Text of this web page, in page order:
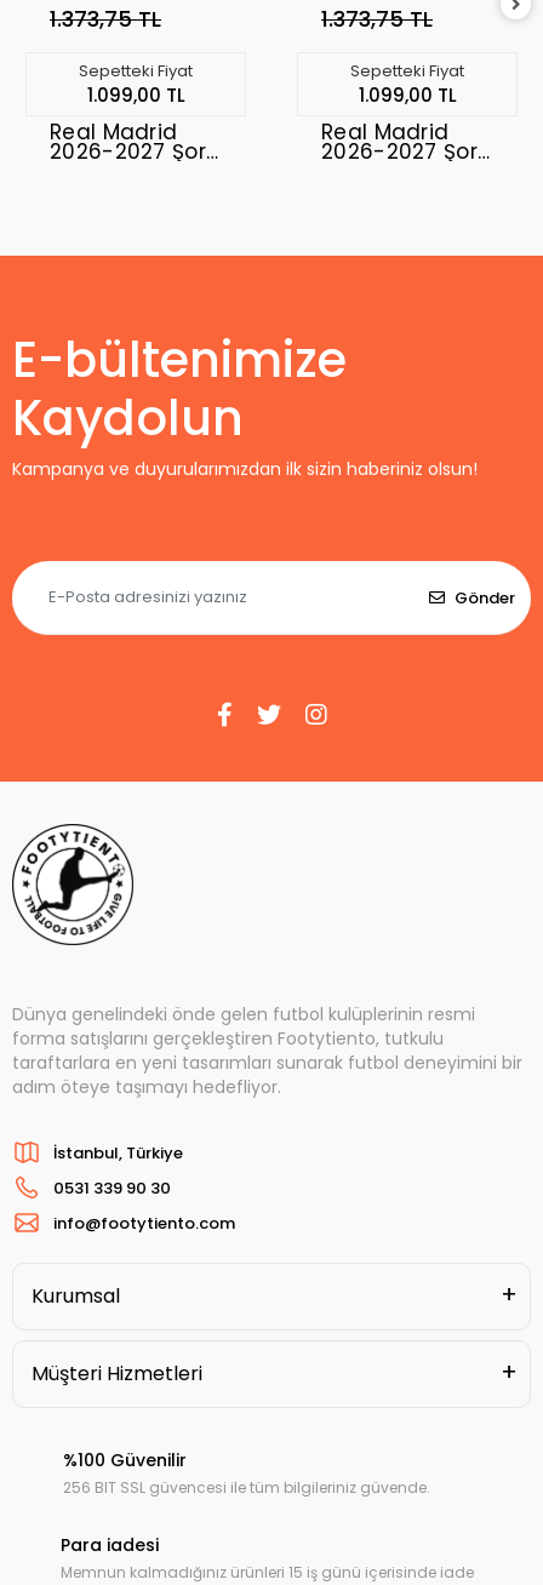
1.373,75 TL
Sepetteki Fiyat
1.099,00 TL
Real Madrid
2026-2027 Şort
1.373,75 TL
Sepetteki Fiyat
1.099,00 TL
Real Madrid
2026-2027 Şort
E-bültenimize
Kaydolun
Kampanya ve duyurularımızdan ilk sizin haberiniz olsun!
Gönder
Dünya genelindeki önde gelen futbol kulüplerinin resmi
forma satışlarını gerçekleştiren Footytiento, tutkulu
taraftarlara en yeni tasarımları sunarak futbol deneyimini bir
adım öteye taşımayı hedefliyor.
İstanbul, Türkiye
0531 339 90 30
info@footytiento.com
Kurumsal
Müşteri Hizmetleri
%100 Güvenilir
256 BIT SSL güvencesi ile tüm bilgileriniz güvende.
Para iadesi
Memnun kalmadığınız ürünleri 15 iş günü içerisinde iade